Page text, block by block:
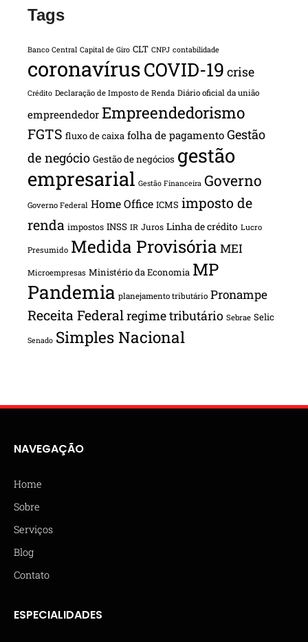
Tags
Banco Central Capital de Giro CLT CNPJ contabilidade
coronavírusCOVID-19 crise
Crédito Declaração de Imposto de Renda Diário oficial da união
empreendedor Empreendedorismo
FGTS fluxo de caixa folha de pagamento Gestão
de negócio Gestão de negócios gestão
empresarial Gestão Financeira Governo
Governo Federal Home Office ICMS imposto de
renda impostos INSS IR Juros Linha de crédito Lucro
Presumido Medida Provisória MEI
Microempresas Ministério da Economia MP
Pandemia planejamento tributário Pronampe
Receita Federalregime tributário Sebrae Selic
Senado Simples Nacional
NAVEGAÇÃO
Home
Sobre
Serviços
Blog
Contato
ESPECIALIDADES